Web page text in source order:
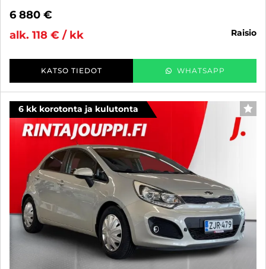
6 880 €
alk. 118 € / kk
raisio
KATSO TIEDOT WHATSAPP
6 kk korotonta ja kulutonta